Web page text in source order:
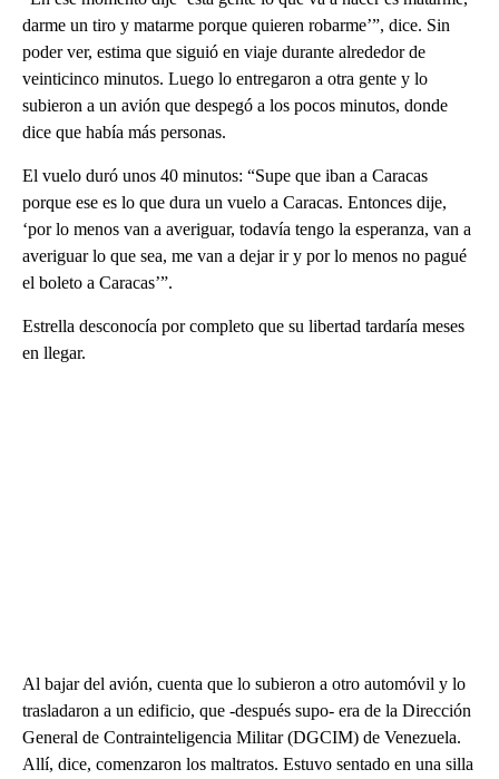
darme un tiro y matarme porque quieren robarme’”, dice. Sin
poder ver, estima que siguió en viaje durante alrededor de
veinticinco minutos. Luego lo entregaron a otra gente y lo
subieron a un avión que despegó a los pocos minutos, donde
dice que había más personas.
El vuelo duró unos 40 minutos: “Supe que iban a Caracas
porque ese es lo que dura un vuelo a Caracas. Entonces dije,
‘por lo menos van a averiguar, todavía tengo la esperanza, van a
averiguar lo que sea, me van a dejar ir y por lo menos no pagué
el boleto a Caracas’”.
Estrella desconocía por completo que su libertad tardaría meses
en llegar.
Al bajar del avión, cuenta que lo subieron a otro automóvil y lo
trasladaron a un edificio, que -después supo- era de la Dirección
General de Contrainteligencia Militar (DGCIM) de Venezuela.
Allí, dice, comenzaron los maltratos. Estuvo sentado en una silla